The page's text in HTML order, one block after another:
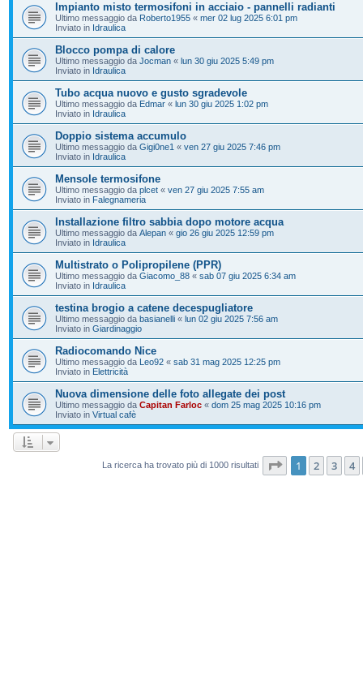
Impianto misto termosifoni in acciaio - pannelli radianti
Ultimo messaggio da Roberto1955 « mer 02 lug 2025 6:01 pm
Inviato in Idraulica
Blocco pompa di calore
Ultimo messaggio da Jocman « lun 30 giu 2025 5:49 pm
Inviato in Idraulica
Tubo acqua nuovo e gusto sgradevole
Ultimo messaggio da Edmar « lun 30 giu 2025 1:02 pm
Inviato in Idraulica
Doppio sistema accumulo
Ultimo messaggio da Gigi0ne1 « ven 27 giu 2025 7:46 pm
Inviato in Idraulica
Mensole termosifone
Ultimo messaggio da plcet « ven 27 giu 2025 7:55 am
Inviato in Falegnameria
Installazione filtro sabbia dopo motore acqua
Ultimo messaggio da Alepan « gio 26 giu 2025 12:59 pm
Inviato in Idraulica
Multistrato o Polipropilene (PPR)
Ultimo messaggio da Giacomo_88 « sab 07 giu 2025 6:34 am
Inviato in Idraulica
testina brogio a catene decespugliatore
Ultimo messaggio da basianelli « lun 02 giu 2025 7:56 am
Inviato in Giardinaggio
Radiocomando Nice
Ultimo messaggio da Leo92 « sab 31 mag 2025 12:25 pm
Inviato in Elettricità
Nuova dimensione delle foto allegate dei post
Ultimo messaggio da Capitan Farloc « dom 25 mag 2025 10:16 pm
Inviato in Virtual cafè
La ricerca ha trovato più di 1000 risultati Pagina di 20
1 2 3 4